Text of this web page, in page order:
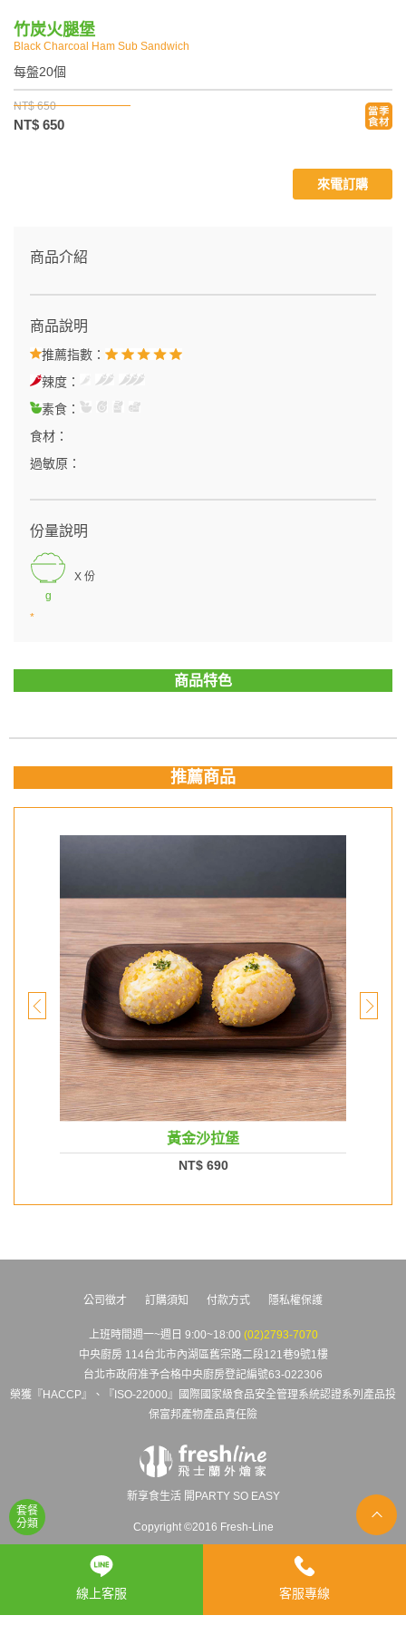
套餐
分類
竹炭火腿堡
Black Charcoal Ham Sub Sandwich
每盤20個
NT$ 650
NT$ 650
商品介紹
商品說明
推薦指數：
辣度：
素食：
食材：
過敏原：
份量說明
g
X 份
*
來電訂購
商品特色
推薦商品
黃金沙拉堡
NT$ 690
公司徵才 訂購須知 付款方式 隱私權保護
上班時間週一~週日 9:00~18:00 (02)2793-7070
中央廚房 114台北市內湖區舊宗路二段121巷9號1樓
台北市政府准予合格中央廚房登記編號63-022306
榮獲『HACCP』、『ISO-22000』國際國家級食品安全管理系統認證系列產品投
保富邦產物產品責任險
新享食生活 開PARTY SO EASY
Copyright ©2016 Fresh-Line
線上客服 客服專線